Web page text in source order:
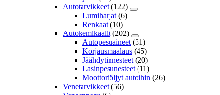
Autotarvikkeet (122)
Lumiharjat (6)
Renkaat (10)
Autokemikaalit (202)
Autopesuaineet (31)
Korjausmaalaus (45)
Jäähdytinnesteet (20)
Lasinpesunesteet (11)
Moottoriöljyt autoihin (26)
Venetarvikkeet (56)